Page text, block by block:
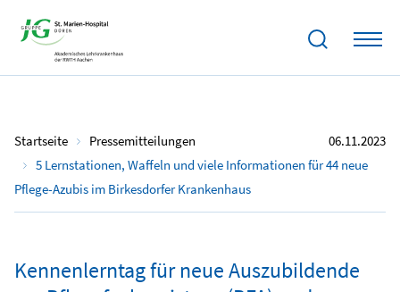
Startseite
Pressemitteilungen
5 Lernstationen, Waffeln und viele Informationen für 44 neue
Pflege-Azubis im Birkesdorfer Krankenhaus
06.11.2023
Kennenlerntag für neue Auszubildende